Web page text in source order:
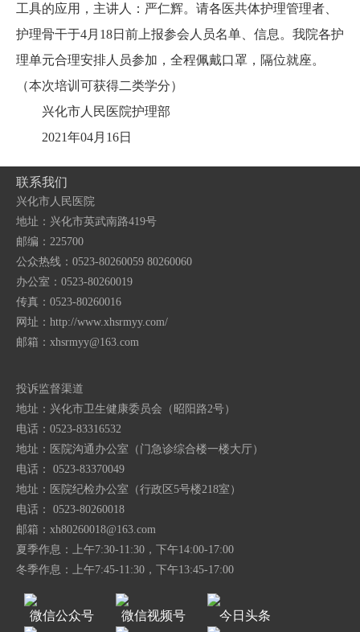
工具的应用，主讲人：严仁辉。请各医共体护理管理者、
护理骨干于4月18日前上报参会人员名单、信息。我院各护
理单元合理安排人员参加，全程佩戴口罩，隔位就座。
（本次培训可获得二类学分）
兴化市人民医院护理部
2021年04月16日
联系我们
兴化市人民医院
地址：兴化市英武南路419号
邮编：225700
公众热线：0523-80260059 80260060
办公室：0523-80260019
传真：0523-80260016
网址：http://www.xhsrmyy.com/
邮箱： xhsrmyy@163.com
投诉监督渠道
地址：兴化市卫生健康委员会（昭阳路2号）
电话：0523-83316532
地址：医院沟通办公室（门急诊综合楼一楼大厅）
电话： 0523-83370049
地址：医院纪检办公室（行政区5号楼218室）
电话： 0523-80260018
邮箱： xh80260018@163.com
夏季作息：上午7:30-11:30，下午14:00-17:00
冬季作息：上午7:45-11:30，下午13:45-17:00
微信公众号 微信视频号 今日头条